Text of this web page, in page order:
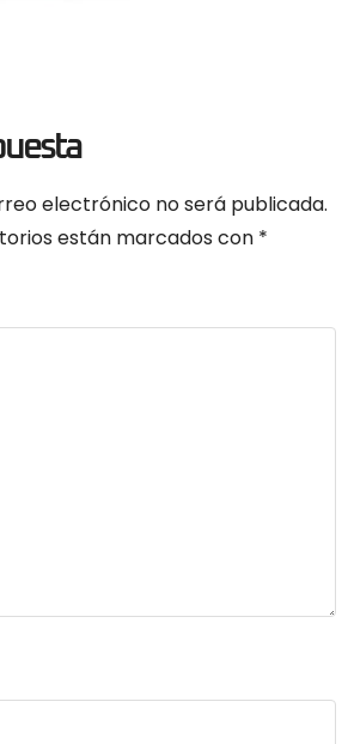
electrónico no será publicada.
están marcados con *